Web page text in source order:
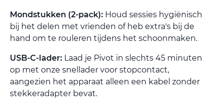
Mondstukken (2-pack): Houd sessies hygiënisch
bij het delen met vrienden of heb extra's bij de
hand om te rouleren tijdens het schoonmaken.
USB-C-lader: Laad je Pivot in slechts 45 minuten
op met onze snellader voor stopcontact,
aangezien het apparaat alleen een kabel zonder
stekkeradapter bevat.